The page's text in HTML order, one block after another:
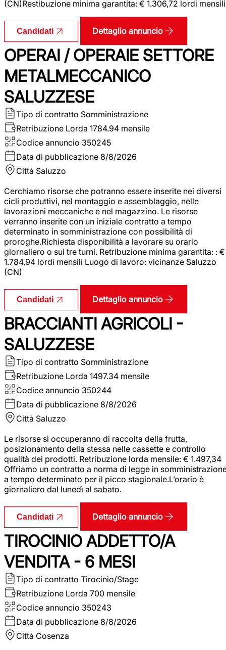
(CN)Restibuzione minima garantita: € 1.306,72 lordi mensili
Candidati Dettaglio annuncio
OPERAI / OPERAIE SETTORE
METALMECCANICO
SALUZZESE
Tipo di contratto Somministrazione
Retribuzione Lorda 1784.94 mensile
Codice annuncio 350245
Data di pubblicazione 8/8/2026
Città Saluzzo
Cerchiamo risorse che potranno essere inserite nei diversi
cicli produttivi, nel montaggio e assemblaggio, nelle
lavorazioni meccaniche e nel magazzino. Le risorse
verranno inserite con un iniziale contratto a tempo
determinato in somministrazione con possibilità di
proroghe.Richiesta disponibilità a lavorare su orario
giornaliero o sui tre turni. Retribuzione minima garantita: : €
1.784,94 lordi mensili Luogo di lavoro: vicinanze Saluzzo
(CN)
Candidati Dettaglio annuncio
BRACCIANTI AGRICOLI -
SALUZZESE
Tipo di contratto Somministrazione
Retribuzione Lorda 1497.34 mensile
Codice annuncio 350244
Data di pubblicazione 8/8/2026
Città Saluzzo
Le risorse si occuperanno di raccolta della frutta,
posizionamento della stessa nelle cassette e controllo
qualità dei prodotti. Retribuzione lorda mensile: € 1.497,34
Offriamo un contratto a norma di legge in
a tempo determinato per il picco stagionale.L’orario è
giornaliero dal lunedì al sabato.
Candidati Dettaglio annuncio
TIROCINIO ADDETTO/A
VENDITA - 6 MESI
Tipo di contratto Tirocinio/Stage
Retribuzione Lorda 700 mensile
Codice annuncio 350243
Data di pubblicazione 8/8/2026
Città Cosenza